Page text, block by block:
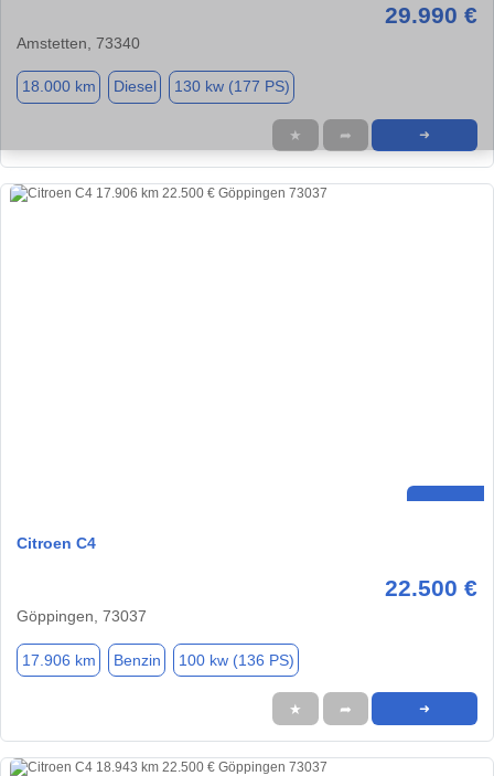
29.990 €
Amstetten, 73340
18.000 km Diesel 130 kw (177 PS)
★ ➦ ➜
Citroen C4
22.500 €
Göppingen, 73037
17.906 km Benzin 100 kw (136 PS)
★ ➦ ➜